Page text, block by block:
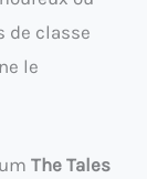
de classe
le
The Tales